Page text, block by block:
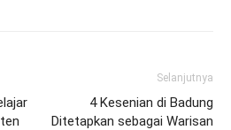
Selanjutnya
4 Kesenian di Badung
Ditetapkan sebagai Warisan